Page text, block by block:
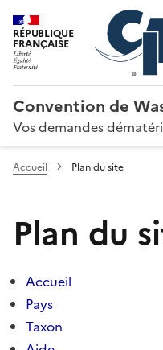
RÉPUBLIQUE
FRANÇAISE
Convention de
Vos demandes
Accueil Plan du site
Plan du
Accueil
Pays
Taxon